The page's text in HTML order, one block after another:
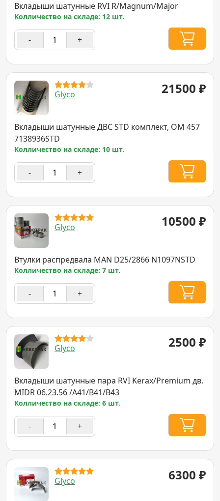
Вкладыши шатунные RVI R/Magnum/Major
Колличество на складе: 12 шт.
- +
Glyco 21500 ₽
Вкладыши шатунные ДВС STD комплект, OM 457
7138936STD
Колличество на складе: 10 шт.
- +
Glyco 10500 ₽
Втулки распредвала MAN D25/2866 N1097NSTD
Колличество на складе: 7 шт.
- +
Glyco 2500 ₽
Вкладыши шатунные пара RVI Kerax/Premium дв.
MIDR 06.23.56 /A41/B41/B43
Колличество на складе: 6 шт.
- +
Glyco 6300 ₽